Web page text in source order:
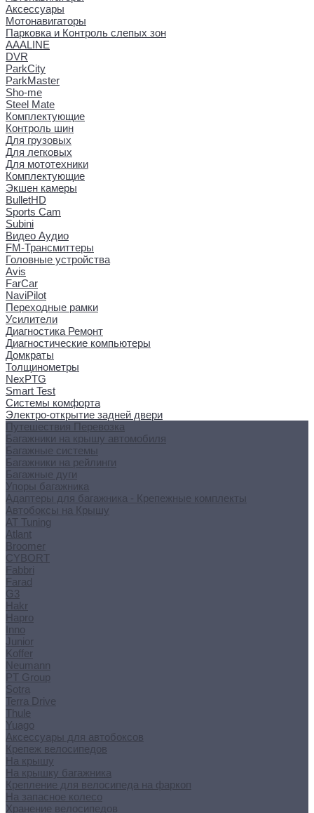
Аксессуары
Мотонавигаторы
Парковка и Контроль слепых зон
AAALINE
DVR
ParkCity
ParkMaster
Sho-me
Steel Mate
Комплектующие
Контроль шин
Для грузовых
Для легковых
Для мототехники
Комплектующие
Экшен камеры
BulletHD
Sports Cam
Subini
Видео Аудио
FM-Трансмиттеры
Головные устройства
Avis
FarCar
NaviPilot
Переходные рамки
Усилители
Диагностика Ремонт
Диагностические компьютеры
Домкраты
Толщинометры
NexPTG
Smart Test
Системы комфорта
Электро-открытие задней двери
Путешествия Перевозка
Багажники на крышу автомобиля
Багажные системы
Багажники на рейлинги
Багажные дуги
Упоры багажника
Адаптеры для багажника - Крепежные комплекты
Автобоксы на Крышу
AT Tuning
Atlant
Broomer
CYBORT
Fabbri
Farad
G3
Hakr
Hapro
Inno
Junior
Koffer
Neumann
PT Group
Sotra
Terra Drive
Thule
Yuago
Аксессуары для автобоксов
Крепеж велосипедов
На крышу
На крышку багажника
Крепление для велосипеда на фаркоп
На запасное колесо
Хранение велосипедов